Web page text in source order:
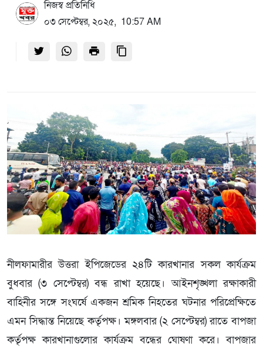
নিজস্ব প্রতিনিধি
০৩ সেপ্টেম্বর, ২০২৫, 10:57 AM
নীলফামারীর উত্তরা ইপিজেডের ২৪টি কারখানার সকল কার্যক্রম
বুধবার (৩ সেপ্টেম্বর) বন্ধ রাখা হয়েছে। আইনশৃঙ্খলা রক্ষাকারী
বাহিনীর সঙ্গে সংঘর্ষে একজন শ্রমিক নিহতের ঘটনার পরিপ্রেক্ষিতে
এমন সিদ্ধান্ত নিয়েছে কর্তৃপক্ষ। মঙ্গলবার (২ সেপ্টেম্বর) রাতে বাপজা
কর্তৃপক্ষ কারখানাগুলোর কার্যক্রম বন্ধের ঘোষণা করে। বাপজার